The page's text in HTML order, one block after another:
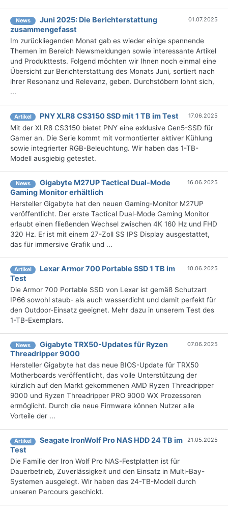
News
Juni 2025: Die Bericht­erstattung
zusammengefasst
01.07.2025
Im zurückliegenden Monat gab es wieder einige spannende
Themen im Bereich Newsmeldungen sowie interessante Artikel
und Produkttests. Folgend möchten wir Ihnen noch einmal eine
Übersicht zur Berichterstattung des Monats Juni, sortiert nach
ihrer Resonanz und Relevanz, geben. Durchstöbern lohnt sich,
...
Artikel PNY XLR8 CS3150 SSD mit 1 TB im Test 17.06.2025
Mit der XLR8 CS3150 bietet PNY eine exklusive Gen5-SSD für
Gamer an. Die Serie kommt mit vormontierter aktiver Kühlung
sowie integrierter RGB-Beleuchtung. Wir haben das 1-TB-
Modell ausgiebig getestet.
News
Gigabyte M27UP Tactical Dual-Mode
Gaming Monitor erhältlich
16.06.2025
Hersteller Gigabyte hat den neuen Gaming-Monitor M27UP
veröffentlicht. Der erste Tactical Dual-Mode Gaming Monitor
erlaubt einen fließenden Wechsel zwischen 4K 160 Hz und FHD
320 Hz. Er ist mit einem 27-Zoll SS IPS Display ausgestattet,
das für immersive Grafik und ...
Artikel
Lexar Armor 700 Portable SSD 1 TB im
Test
10.06.2025
Die Armor 700 Portable SSD von Lexar ist gemäß Schutzart
IP66 sowohl staub- als auch wasserdicht und damit perfekt für
den Outdoor-Einsatz geeignet. Mehr dazu in unserem Test des
1-TB-Exemplars.
News
Gigabyte TRX50-Updates für Ryzen
Threadripper 9000
07.06.2025
Hersteller Gigabyte hat das neue BIOS-Update für TRX50
Motherboards veröffentlicht, das volle Unterstützung der
kürzlich auf den Markt gekommenen AMD Ryzen Threadripper
9000 und Ryzen Threadripper PRO 9000 WX Prozessoren
ermöglicht. Durch die neue Firmware können Nutzer alle
Vorteile der ...
Artikel
Seagate IronWolf Pro NAS HDD 24 TB im
Test
21.05.2025
Die Familie der Iron Wolf Pro NAS-Festplatten ist für
Dauerbetrieb, Zuverlässigkeit und den Einsatz in Multi-Bay-
Systemen ausgelegt. Wir haben das 24-TB-Modell durch
unseren Parcours geschickt.